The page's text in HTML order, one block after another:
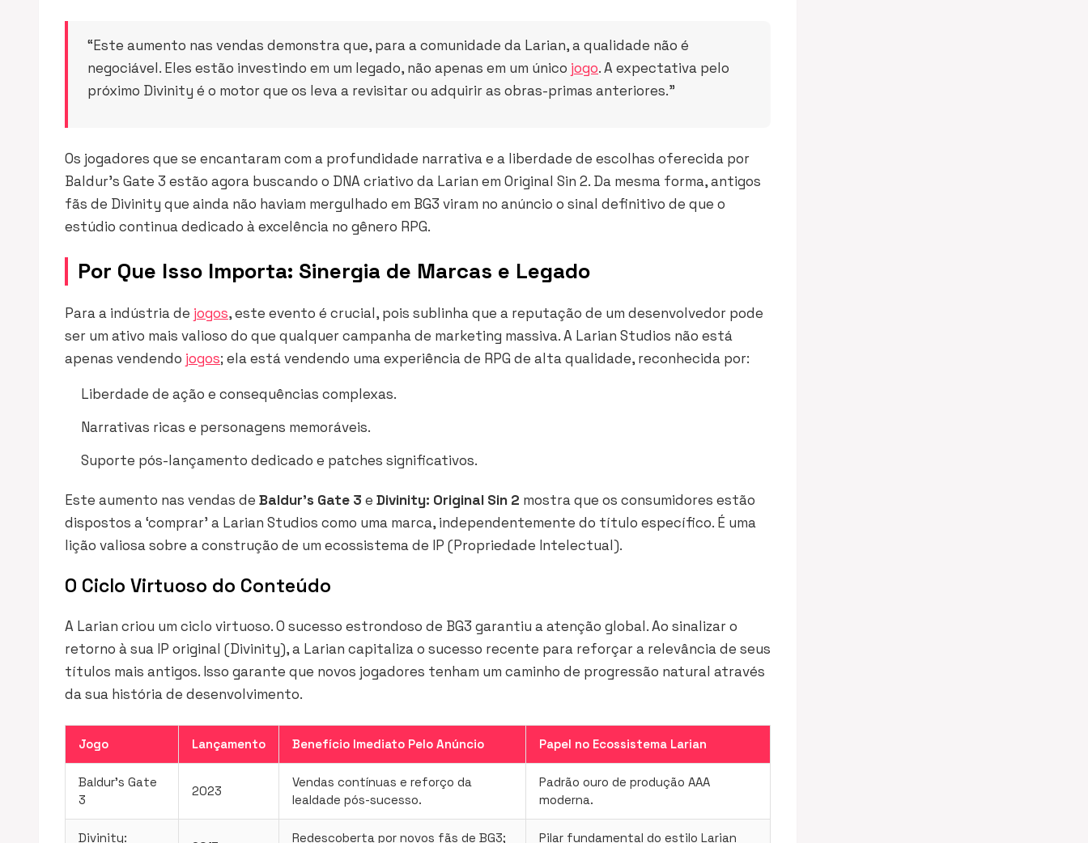
“Este aumento nas vendas demonstra que, para a comunidade da Larian, a qualidade não é
negociável. Eles estão investindo em um legado, não apenas em um único jogo. A expectativa pelo
próximo Divinity é o motor que os leva a revisitar ou adquirir as obras-primas anteriores.”
Os jogadores que se encantaram com a profundidade narrativa e a liberdade de escolhas oferecida por
Baldur’s Gate 3 estão agora buscando o DNA criativo da Larian em Original Sin 2. Da mesma forma, antigos
fãs de Divinity que ainda não haviam mergulhado em BG3 viram no anúncio o sinal definitivo de que o
estúdio continua dedicado à excelência no gênero RPG.
Por Que Isso Importa: Sinergia de Marcas e Legado
Para a indústria de jogos, este evento é crucial, pois sublinha que a reputação de um desenvolvedor pode
ser um ativo mais valioso do que qualquer campanha de marketing massiva. A Larian Studios não está
apenas vendendo jogos; ela está vendendo uma experiência de RPG de alta qualidade, reconhecida por:
Liberdade de ação e consequências complexas.
Narrativas ricas e personagens memoráveis.
Suporte pós-lançamento dedicado e patches significativos.
Este aumento nas vendas de Baldur’s Gate 3 e Divinity: Original Sin 2 mostra que os consumidores estão
dispostos a ‘comprar’ a Larian Studios como uma marca, independentemente do título específico. É uma
lição valiosa sobre a construção de um ecossistema de IP (Propriedade Intelectual).
O Ciclo Virtuoso do Conteúdo
A Larian criou um ciclo virtuoso. O sucesso estrondoso de BG3 garantiu a atenção global. Ao sinalizar o
retorno à sua IP original (Divinity), a Larian capitaliza o sucesso recente para reforçar a relevância de seus
títulos mais antigos. Isso garante que novos jogadores tenham um caminho de progressão natural através
da sua história de desenvolvimento.
Jogo Lançamento Benefício Imediato Pelo Anúncio Papel no Ecossistema Larian
Baldur’s Gate
3
2023
Vendas contínuas e reforço da
lealdade pós-sucesso.
Padrão ouro de produção AAA
moderna.
Divinity:
Redescoberta por novos fãs de BG3;
Pilar fundamental do estilo Larian